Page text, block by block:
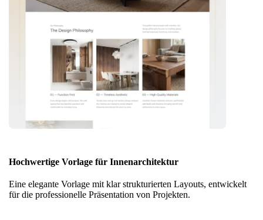
Hochwertige Vorlage für Innenarchitektur
Eine elegante Vorlage mit klar strukturierten Layouts, entwickelt
für die professionelle Präsentation von Projekten.